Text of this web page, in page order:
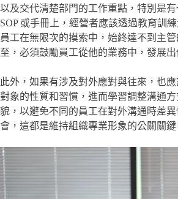
以及交代清楚部門的工作重點，特別是
SOP 或手冊上，經營者應該透過教育訓
員工在無限次的摸索中，始終達不到主
至，必須鼓勵員工從他的業務中，發展出
此外，如果有涉及對外應對與往來，也
對象的性質和習慣，進而學習調整溝通
貌，以避免不同的員工在對外溝通時差
會，這都是維持組織專業形象的公關關鍵